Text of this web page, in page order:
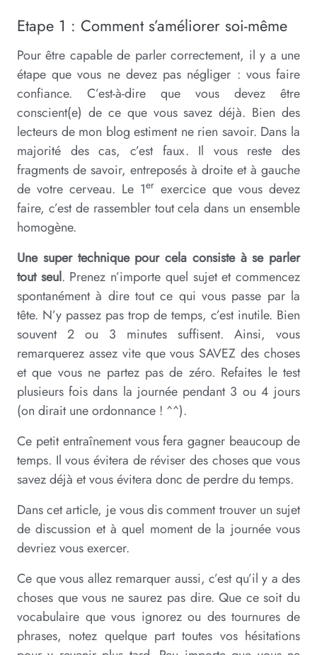
Etape 1 : Comment s’améliorer soi-même
Pour être capable de parler correctement, il y a une
étape que vous ne devez pas négliger : vous faire
confiance. C’est-à-dire que vous devez être
conscient(e) de ce que vous savez déjà. Bien des
lecteurs de mon blog estiment ne rien savoir. Dans la
majorité des cas, c’est faux. Il vous reste des
fragments de savoir, entreposés à droite et à gauche
de votre cerveau. Le 1er exercice que vous devez
faire, c’est de rassembler tout cela dans un ensemble
homogène.
Une super technique pour cela consiste à se parler
tout seul. Prenez n’importe quel sujet et commencez
spontanément à dire tout ce qui vous passe par la
tête. N’y passez pas trop de temps, c’est inutile. Bien
souvent 2 ou 3 minutes suffisent. Ainsi, vous
remarquerez assez vite que vous SAVEZ des choses
et que vous ne partez pas de zéro. Refaites le test
plusieurs fois dans la journée pendant 3 ou 4 jours
(on dirait une ordonnance ! ^^).
Ce petit entraînement vous fera gagner beaucoup de
temps. Il vous évitera de réviser des choses que vous
savez déjà et vous évitera donc de perdre du temps.
Dans cet article, je vous dis comment trouver un sujet
de discussion et à quel moment de la journée vous
devriez vous exercer.
Ce que vous allez remarquer aussi, c’est qu’il y a des
choses que vous ne saurez pas dire. Que ce soit du
vocabulaire que vous ignorez ou des tournures de
phrases, notez quelque part toutes vos hésitations